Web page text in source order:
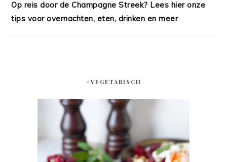
Op reis door de Champagne Streek? Lees hier onze
tips voor overnachten, eten, drinken en meer
#VEGETARISCH